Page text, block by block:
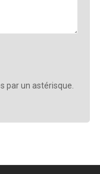
par un astérisque.